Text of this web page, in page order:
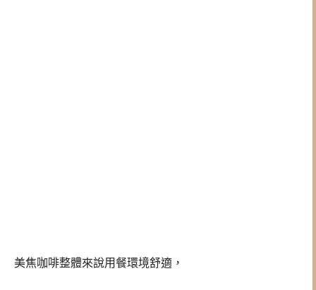
美焦咖啡整體來說用餐環境舒適，